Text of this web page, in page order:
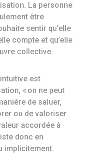
La personne
être
sentir qu’elle
compte et qu’elle
collective.
est
« on ne peut
de saluer,
ou de valoriser
accordée à
donc en
implicitement.